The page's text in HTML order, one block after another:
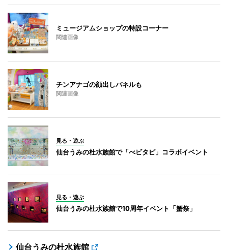
ミュージアムショップの特設コーナー
関連画像
チンアナゴの顔出しパネルも
関連画像
見る・遊ぶ
仙台うみの杜水族館で「べビタピ」コラボイベント
見る・遊ぶ
仙台うみの杜水族館で10周年イベント「蟹祭」
仙台うみの杜水族館